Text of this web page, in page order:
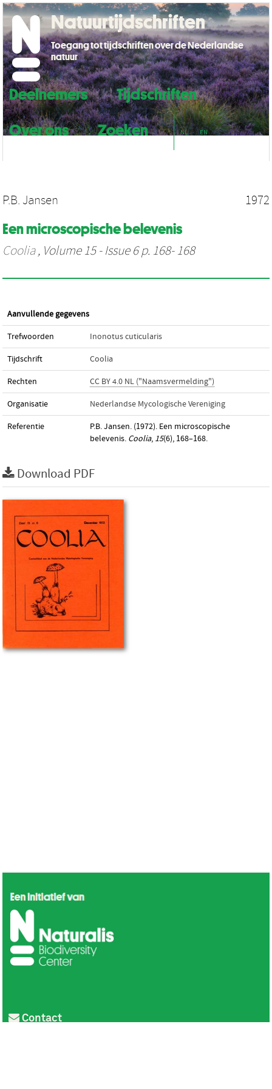
Deelnemers
Tijdschriften
Over ons
Zoeken NL EN
Natuurtijdschriften
Toegang tot tijdschriften over de Nederlandse
natuur
P.B. Jansen 1972
Een microscopische belevenis
Coolia, Volume 15 - Issue 6 p. 168- 168
Aanvullende gegevens
Trefwoorden Inonotus cuticularis
Tijdschrift Coolia
Rechten CC BY 4.0 NL ("Naamsvermelding")
Organisatie Nederlandse Mycologische Vereniging
Referentie
P.B. Jansen. (1972). Een microscopische
belevenis. Coolia, 15(6), 168–168.
Download PDF
Contact